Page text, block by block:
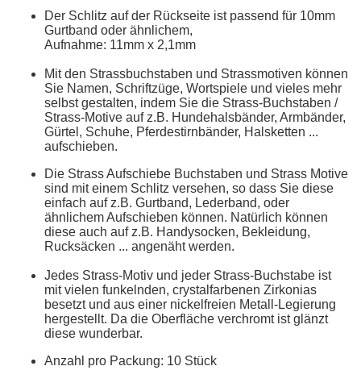
Der Schlitz auf der Rückseite ist passend für 10mm
Gurtband oder ähnlichem,
Aufnahme: 11mm x 2,1mm
Mit den Strassbuchstaben und Strassmotiven können
Sie Namen, Schriftzüge, Wortspiele und vieles mehr
selbst gestalten, indem Sie die Strass-Buchstaben /
Strass-Motive auf z.B. Hundehalsbänder, Armbänder,
Gürtel, Schuhe, Pferdestirnbänder, Halsketten ...
aufschieben.
Die Strass Aufschiebe Buchstaben und Strass Motive
sind mit einem Schlitz versehen, so dass Sie diese
einfach auf z.B. Gurtband, Lederband, oder
ähnlichem Aufschieben können. Natürlich können
diese auch auf z.B. Handysocken, Bekleidung,
Rucksäcken ... angenäht werden.
Jedes Strass-Motiv und jeder Strass-Buchstabe ist
mit vielen funkelnden, crystalfarbenen Zirkonias
besetzt und aus einer nickelfreien Metall-Legierung
hergestellt. Da die Oberfläche verchromt ist glänzt
diese wunderbar.
Anzahl pro Packung: 10 Stück